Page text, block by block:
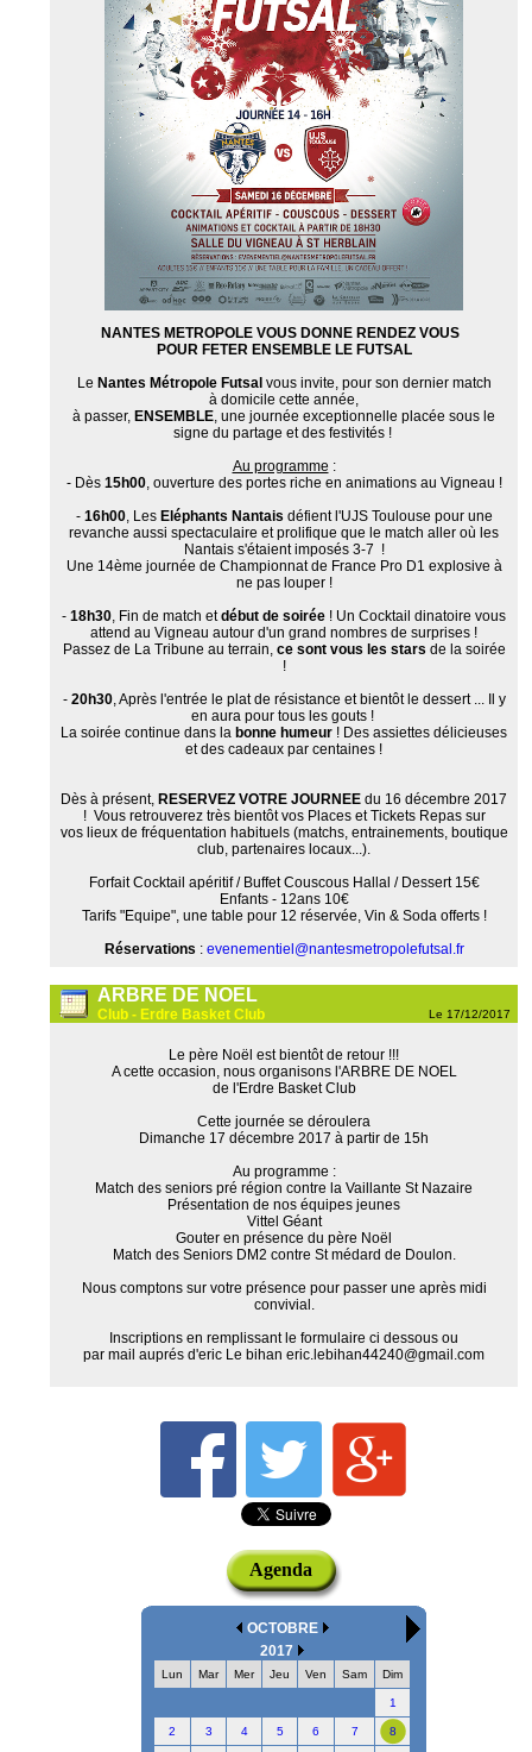
NANTES METROPOLE VOUS DONNE RENDEZ VOUS
POUR FETER ENSEMBLE LE FUTSAL
Le Nantes Métropole Futsal vous invite, pour son dernier match
à domicile cette année,
à passer, ENSEMBLE, une journée exceptionnelle placée sous le
signe du partage et des festivités !
Au programme :
- Dès 15h00, ouverture des portes riche en animations au Vigneau !
- 16h00, Les Eléphants Nantais défient l'UJS Toulouse pour une
revanche aussi spectaculaire et prolifique que le match aller où les
Nantais s'étaient imposés 3-7 !
Une 14ème journée de Championnat de France Pro D1 explosive à
ne pas louper !
- 18h30, Fin de match etdébut de soirée ! Un Cocktail dinatoire vous
attend au Vigneau autour d'un grand nombres de surprises !
Passez de La Tribune au terrain, ce sont vous les stars de la soirée
!
- 20h30, Après l'entrée le plat de résistance et bientôt le dessert ... Il y
en aura pour tous les gouts !
La soirée continue dans la bonne humeur ! Des assiettes délicieuses
et des cadeaux par centaines !
Dès à présent, RESERVEZ VOTRE JOURNEE du 16 décembre 2017
! Vous retrouverez très bientôt vos Places et Tickets Repas sur
vos lieux de fréquentation habituels (matchs, entrainements, boutique
club, partenaires locaux...).
Forfait Cocktail apéritif / Buffet Couscous Hallal / Dessert 15€
Enfants - 12ans 10€
Tarifs "Equipe", une table pour 12 réservée, Vin & Soda offerts !
Réservations : evenementiel@nantesmetropolefutsal.fr
ARBRE DE NOEL
Club - Erdre Basket Club Le 17/12/2017
Le père Noël est bientôt de retour !!!
A cette occasion, nous organisons l'ARBRE DE NOEL
de l'Erdre Basket Club
Cette journée se déroulera
Dimanche 17 décembre 2017 à partir de 15h
Au programme :
Match des seniors pré région contre la Vaillante St Nazaire
Présentation de nos équipes jeunes
Vittel Géant
Gouter en présence du père Noël
Match des Seniors DM2 contre St médard de Doulon.
Nous comptons sur votre présence pour passer une après midi
convivial.
Inscriptions en remplissant le formulaire ci dessous ou
par mail auprés d'eric Le bihan eric.lebihan44240@gmail.com
Agenda
OCTOBRE
2017
Lun Mar Mer Jeu Ven Sam Dim
1
2 3 4 5 6 7 8